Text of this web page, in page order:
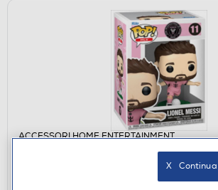
ACCESSORI HOME ENTERTAINMENT
FUNKO - POP Inter Miami CF
X